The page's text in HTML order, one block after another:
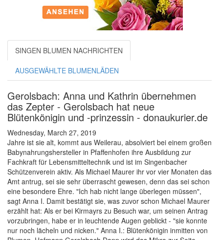
SINGEN BLUMEN NACHRICHTEN
AUSGEWÄHLTE BLUMENLÄDEN
Gerolsbach: Anna und Kathrin übernehmen
das Zepter - Gerolsbach hat neue
Blütenkönigin und -prinzessin - donaukurier.de
Wednesday, March 27, 2019
Jahre ist sie alt, kommt aus Weilerau, absolviert bei einem großen
Babynahrungshersteller in Pfaffenhofen ihre Ausbildung zur
Fachkraft für Lebensmitteltechnik und ist im Singenbacher
Schützenverein aktiv. Als Michael Maurer ihr vor vier Monaten das
Amt antrug, sei sie sehr überrascht gewesen, denn das sei schon
eine besondere Ehre. "Ich hab nicht lange überlegen müssen",
sagt Anna I. Damit bestätigt sie, was zuvor schon Michael Maurer
erzählt hat: Als er bei Kirmayrs zu Besuch war, um seinen Antrag
vorzubringen, habe er in leuchtende Augen geblickt - "sie konnte
nur noch lächeln und nicken." Anna I.: Blütenkönigin inmitten von